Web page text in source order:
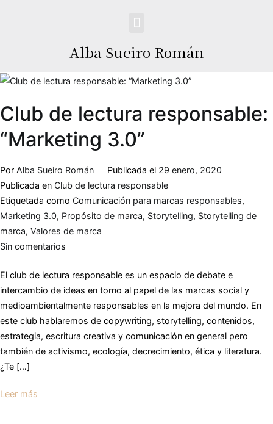
Alba Sueiro Román
Club de lectura responsable:
“Marketing 3.0”
Por Alba Sueiro Román Publicada el 29 enero, 2020
Publicada en Club de lectura responsable
Etiquetada como Comunicación para marcas responsables,
Marketing 3.0, Propósito de marca, Storytelling, Storytelling de
marca, Valores de marca
Sin comentarios
El club de lectura responsable es un espacio de debate e
intercambio de ideas en torno al papel de las marcas social y
medioambientalmente responsables en la mejora del mundo. En
este club hablaremos de copywriting, storytelling, contenidos,
estrategia, escritura creativa y comunicación en general pero
también de activismo, ecología, decrecimiento, ética y literatura.
¿Te […]
Leer más